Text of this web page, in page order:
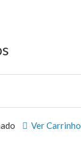
Ver Carrinho